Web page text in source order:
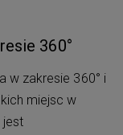
360°
w zakresie 360° i
miejsc w
jest